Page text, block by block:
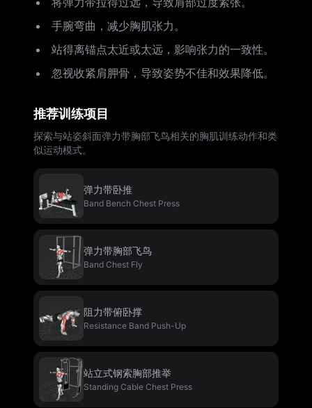
手腕弯曲，减少胸肌张力。
站得离锚点太近或太远，影响张力的一致性。
忽视收紧肩胛骨，导致姿势不佳和效果降低。
推荐训练项目
探索与站姿斜面弹力带胸部飞鸟相关的胸肌训练动作和类
似运动模式。
弹力带卧推
Band Bench Chest Press
弹力带胸部飞鸟
Band Chest Fly
阻力带俯卧撑
Resistance Band Push-Up
站立式钢索胸部推举
Standing Cable Chest Press